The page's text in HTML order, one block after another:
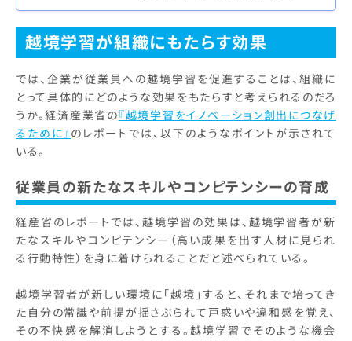
越境学習が組織にもたらす効果
では、企業が従業員への越境学習を促進することは、組織に
とって具体的にどのような効果をもたらすと考えられるのだろ
うか。経済産業省の『越境学習をイノベーション創出につなげ
るために』 のレポートでは、以下のようなポイントが示されて
いる。
従業員の新たなスキルやコンピテンシーの育成
経産省のレポートでは、越境学習の効果は、越境学習者が新
たなスキルやコンピテンシー（高い成果を出す人材に見られ
る行動特性）を身に着けられることだと述べられている。
越境学習者が新しい環境に「越境」すると、それまで培ってき
た自分の常識や前提が揺さぶられて戸惑いや違和感を覚え、
その不快感を解消しようとする。越境学習でそのような機会